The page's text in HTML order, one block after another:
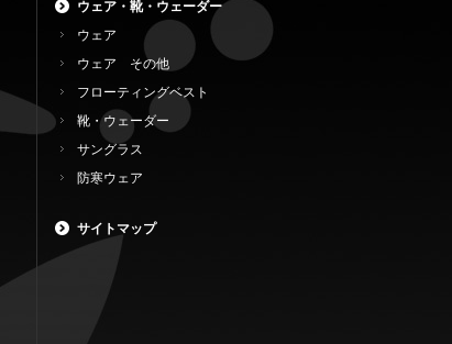
ウェア・靴・ウェーダー
ウェア
ウェア その他
フローティングベスト
靴・ウェーダー
サングラス
防寒ウェア
サイトマップ